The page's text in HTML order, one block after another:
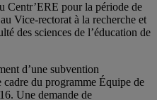
Centr’ERE pour la période de
Vice-rectorat à la recherche et
des sciences de l’éducation de
d’une subvention
du programme Équipe de
Une demande de